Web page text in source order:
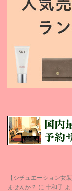
【シチュエーション女
ませんか？ に 十和子 よ